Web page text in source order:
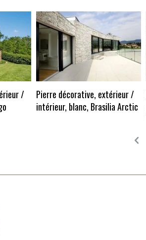
/
Pierre décorative, extérieur /
intérieur, blanc, Brasilia Arctic